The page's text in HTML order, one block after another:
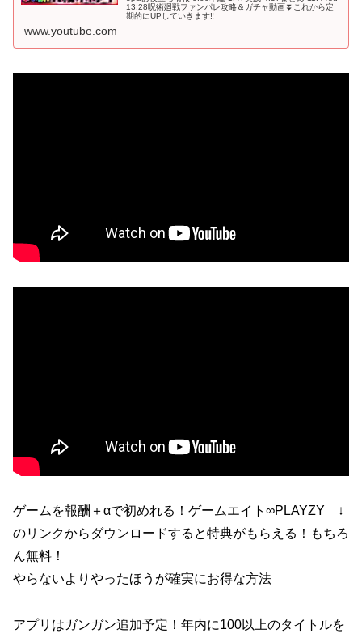
13:28呪術廻戦ファンパレ攻略＆ガチャ動画⏬これから定
期的にUPしていきます‼
www.youtube.com
ゲームを報酬＋αで初めれる！ゲームエイト∞PLAYZY ↓
のリンクからダウンロードすると特典がもらえる！もちろ
ん無料！
やらないよりやったほうが確実にお得な方法
アプリはガンガン追加予定！年内に100以上のタイトルを